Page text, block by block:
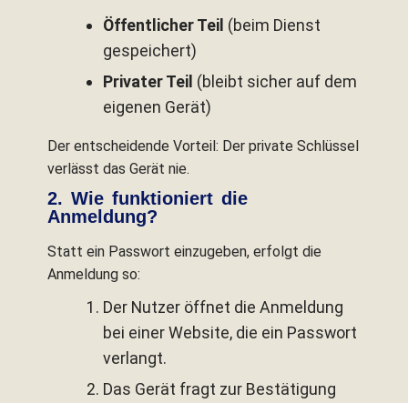
Öffentlicher Teil (beim Dienst
gespeichert)
Privater Teil (bleibt sicher auf dem
eigenen Gerät)
Der entscheidende Vorteil: Der private Schlüssel
verlässt das Gerät nie.
2. Wie funktioniert die
Anmeldung?
Statt ein Passwort einzugeben, erfolgt die
Anmeldung so:
Der Nutzer öffnet die Anmeldung
bei einer Website, die ein Passwort
verlangt.
Das Gerät fragt zur Bestätigung